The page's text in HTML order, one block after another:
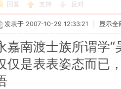
回复 支持 反对
发表于 2007-10-29 12:33:21 显示全
嘉南渡士族所谓学
仅是表表姿态而已